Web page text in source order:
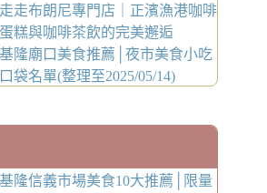
走布朗尼專門店｜正濱漁港咖啡
糕與咖啡茶飲的完美邂逅
基隆廟口美食推薦│夜市美食小吃
袋名單(整理至2025/05/14)
基隆信義市場美食10大推薦│限量